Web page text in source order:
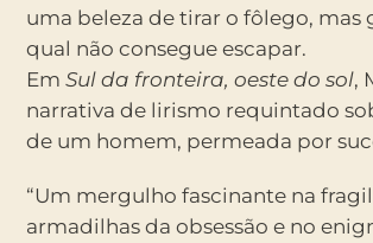
uma beleza de tirar o fôlego, mas
qual não consegue escapar.
Em Sul da fronteira, oeste do sol,
narrativa de lirismo requintado
de um homem, permeada por
“Um mergulho fascinante na
armadilhas da obsessão e no